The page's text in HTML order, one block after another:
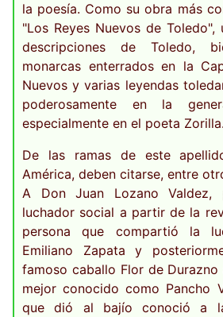
la poesía. Como su obra más
"Los Reyes Nuevos de Toledo",
descripciones de Toledo,
monarcas enterrados en la
Nuevos y varias leyendas
poderosamente en la
especialmente en el poeta Zorilla.
De las ramas de este
América, deben citarse, entre
A Don Juan Lozano Valdez,
luchador social a partir de la
persona que compartió la
Emiliano Zapata y
famoso caballo Flor de
mejor conocido como Pancho
que dió al bajío conoció a